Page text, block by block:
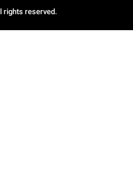
rights reserved.